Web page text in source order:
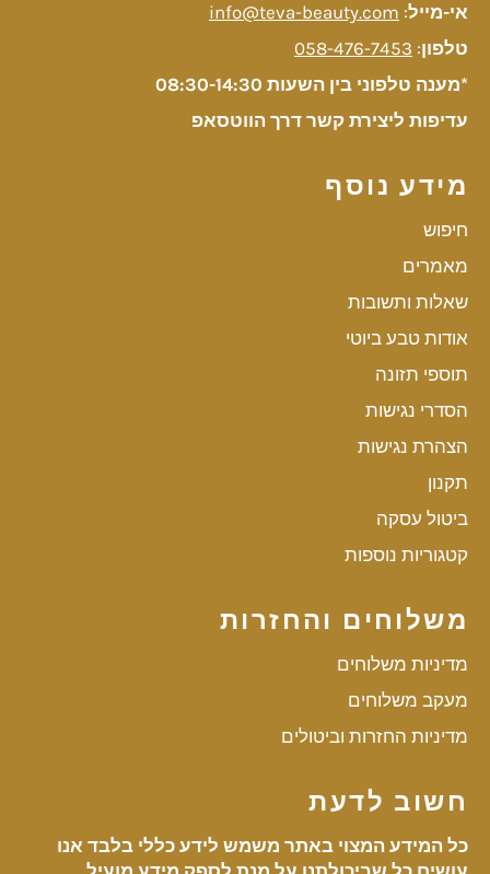
אי-מייל:
info@teva-beauty.com
טלפון:
058-476-7453
*מענה טלפוני בין השעות 08:30-14:30
עדיפות ליצירת קשר דרך הווטסאפ
מידע נוסף
חיפוש
מאמרים
שאלות ותשובות
אודות טבע ביוטי
תוספי תזונה
הסדרי נגישות
הצהרת נגישות
תקנון
ביטול עסקה
קטגוריות נוספות
משלוחים והחזרות
מדיניות משלוחים
מעקב משלוחים
מדיניות החזרות וביטולים
חשוב לדעת
כל המידע המצוי באתר משמש לידע כללי בלבד אנו